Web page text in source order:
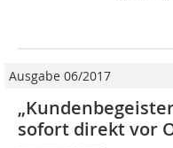
Ausgabe 06/2017
sofort direkt vor